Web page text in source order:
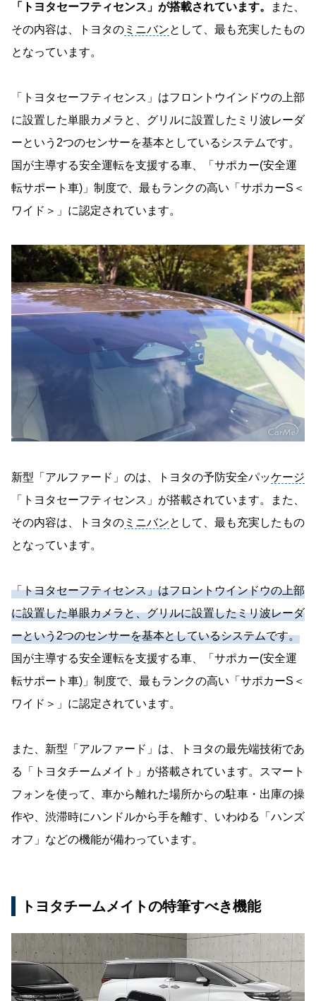
「トヨタセーフティセンス」が搭載されています。
また、
その内容は、トヨタの ミニバンとして、最も充実したもの
となっています。
「トヨタセーフティセンス」はフロントウインドウの上部
に設置した単眼カメラと、グリルに設置したミリ波レーダ
ーという2つのセンサーを基本としているシステムです。
国が主導する安全運転を支援する車、「サポカー(安全運
転サポート車)」制度で、最もランクの高い「サポカーS＜
ワイド＞」に認定されています。
新型「アルファード」のは、トヨタの予防安全パッケージ
「トヨタセーフティセンス」が搭載されています。また、
その内容は、トヨタの ミニバンとして、最も充実したもの
となっています。
「トヨタセーフティセンス」はフロントウインドウの上部
に設置した単眼カメラと、グリルに設置したミリ波レーダ
ーという2つのセンサーを基本としているシステムです。
国が主導する安全運転を支援する車、「サポカー(安全運
転サポート車)」制度で、最もランクの高い「サポカーS＜
ワイド＞」に認定されています。
また、新型「アルファード」は、トヨタの最先端技術であ
る「トヨタチームメイト」が搭載されています。スマート
フォンを使って、車から離れた場所からの駐車・出庫の操
作や、渋滞時にハンドルから手を離す、いわゆる「ハンズ
オフ」などの機能が備わっています。
トヨタチームメイトの特筆すべき機能